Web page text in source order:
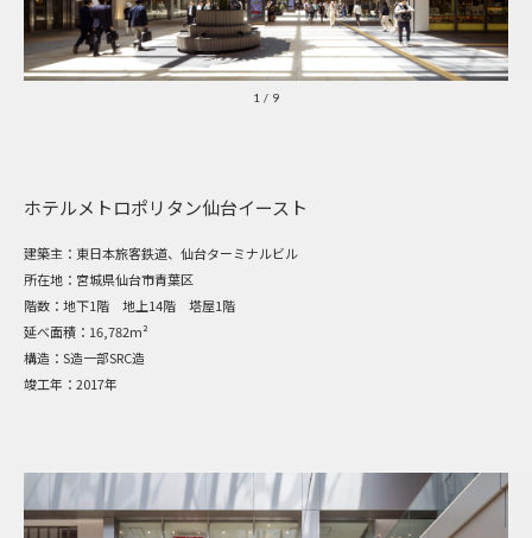
1 / 9
ホテルメトロポリタン仙台イースト
建築主： 東日本旅客鉄道、仙台ターミナルビル
所在地： 宮城県仙台市青葉区
階数： 地下1階 地上14階 塔屋1階
延べ面積： 16,782m²
構造： S造一部SRC造
竣工年： 2017年